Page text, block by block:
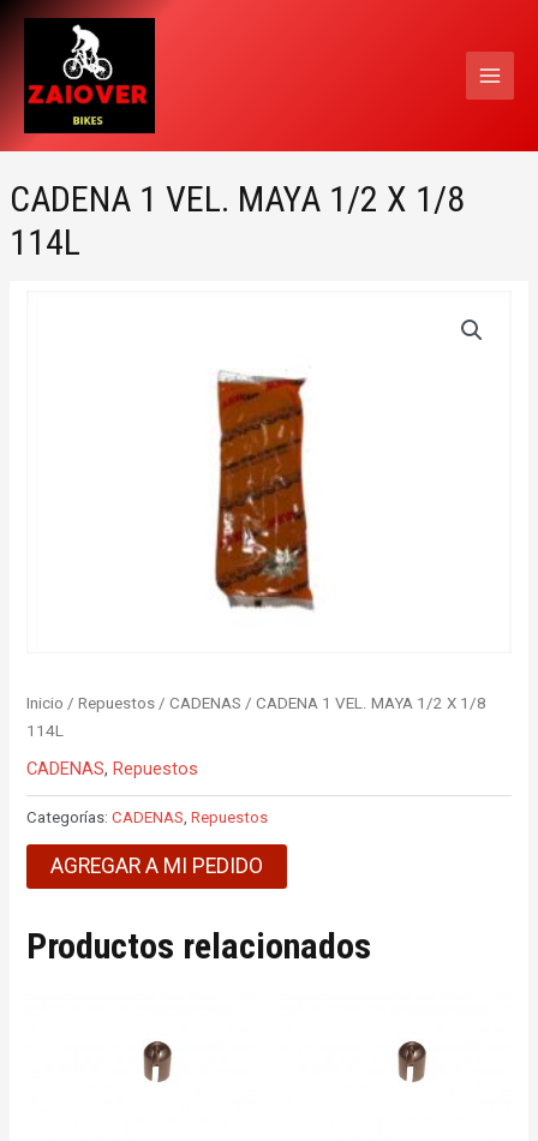
contenido
CADENA 1 VEL. MAYA 1/2 X 1/8
114L
Inicio /Repuestos /CADENAS / CADENA 1 VEL. MAYA 1/2 X 1/8
114L
CADENAS,Repuestos
Categorías:CADENAS,Repuestos
AGREGAR A MI PEDIDO
Productos relacionados